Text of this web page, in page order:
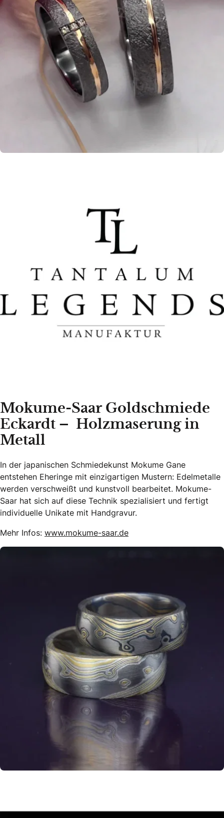
Mokume-Saar Goldschmiede
Eckardt – Holzmaserung in
Metall
In der japanischen Schmiedekunst Mokume Gane
entstehen Eheringe mit einzigartigen Mustern: Edelmetalle
werden verschweißt und kunstvoll bearbeitet. Mokume-
Saar hat sich auf diese Technik spezialisiert und fertigt
individuelle Unikate mit Handgravur.
Mehr Infos: www.mokume-saar.de